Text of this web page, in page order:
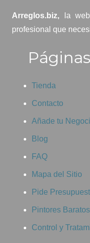
Arreglos.biz,
la
profesional que
Páginas
Tienda
Contacto
Añade tu
Blog
FAQ
Mapa del Sitio
Pide
Pintores Baratos
Control y